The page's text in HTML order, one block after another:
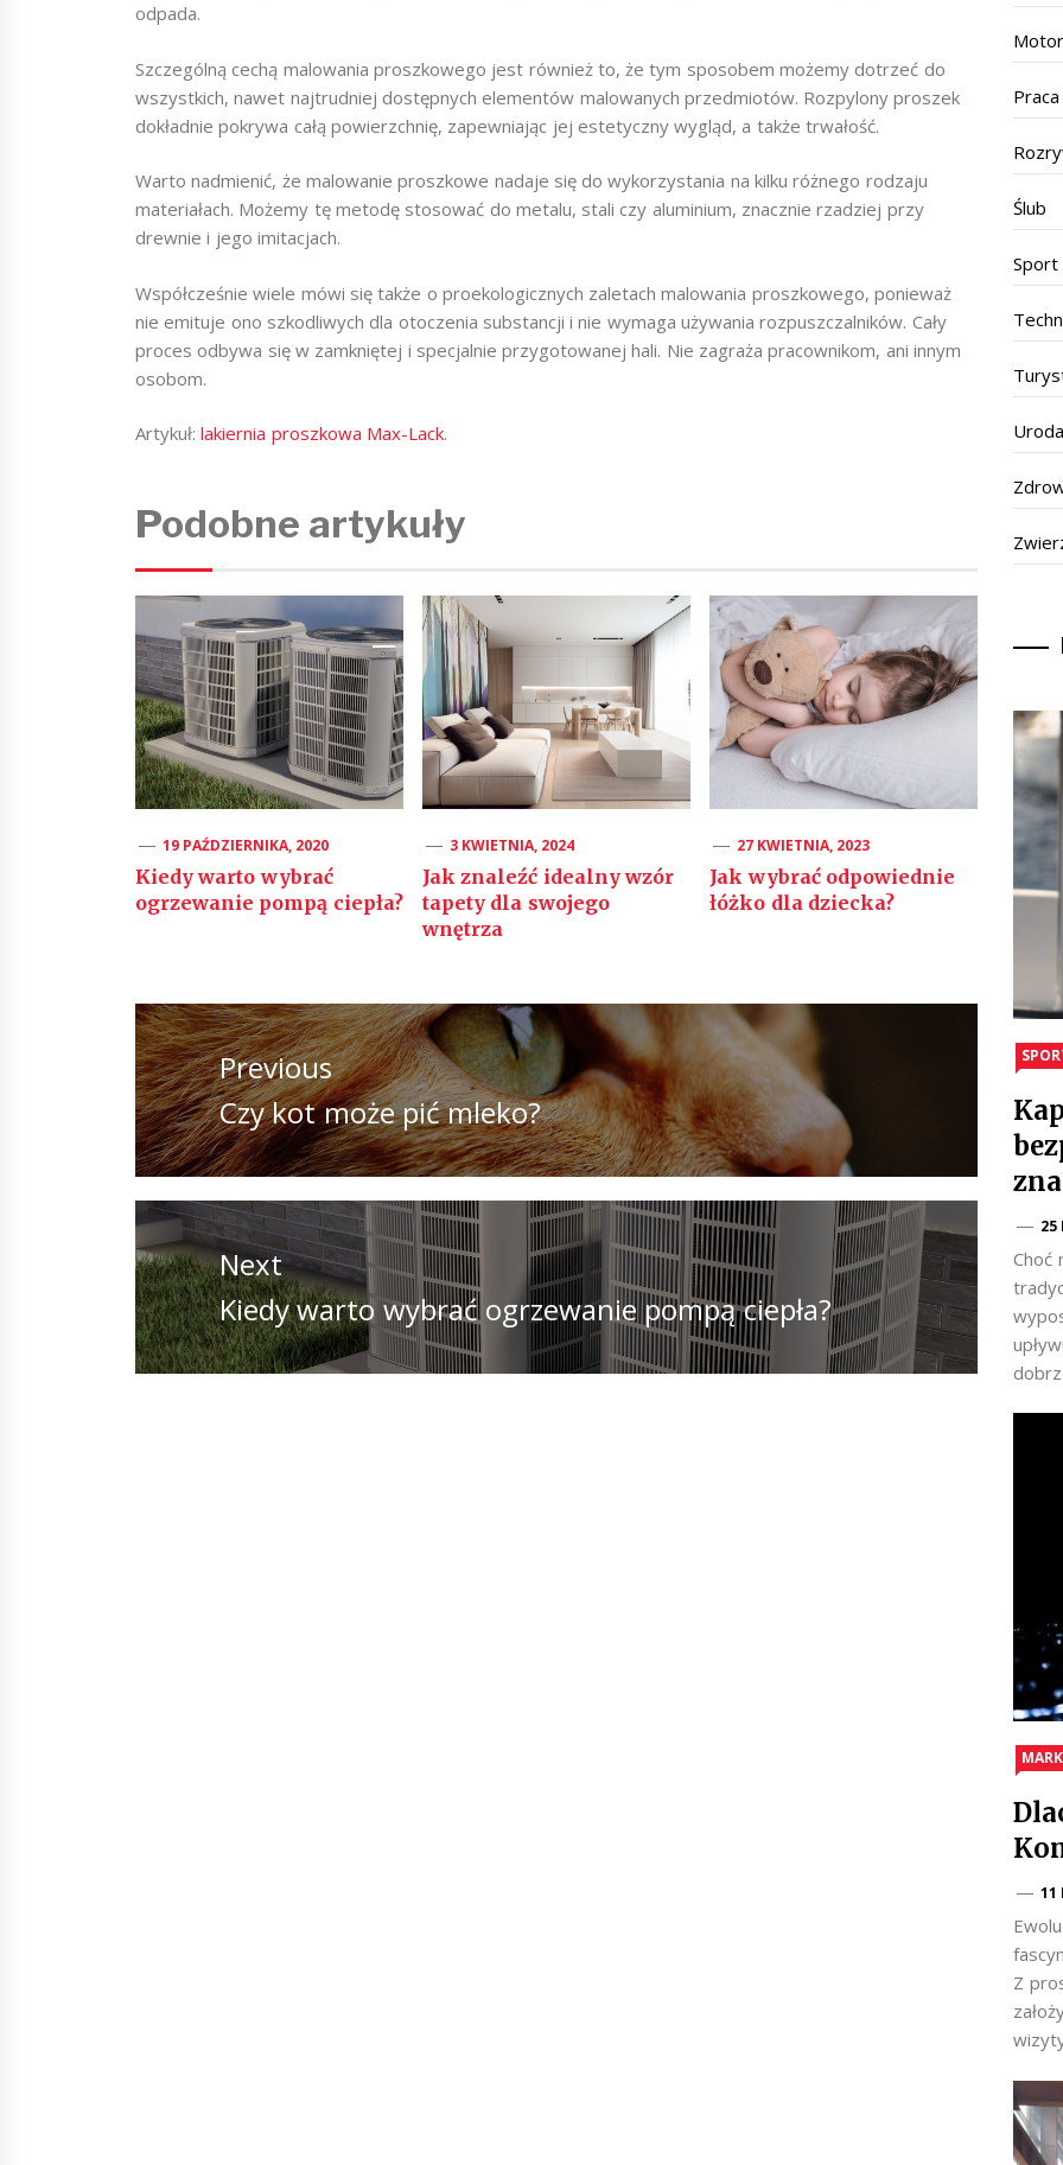
odpada.
Szczególną cechą malowania proszkowego jest również to, że tym sposobem możemy dotrzeć do
wszystkich, nawet najtrudniej dostępnych elementów malowanych przedmiotów. Rozpylony proszek
dokładnie pokrywa całą powierzchnię, zapewniając jej estetyczny wygląd, a także trwałość.
Warto nadmienić, że malowanie proszkowe nadaje się do wykorzystania na kilku różnego rodzaju
materiałach. Możemy tę metodę stosować do metalu, stali czy aluminium, znacznie rzadziej przy
drewnie i jego imitacjach.
Współcześnie wiele mówi się także o proekologicznych zaletach malowania proszkowego, ponieważ
nie emituje ono szkodliwych dla otoczenia substancji i nie wymaga używania rozpuszczalników. Cały
proces odbywa się w zamkniętej i specjalnie przygotowanej hali. Nie zagraża pracownikom, ani innym
osobom.
Artykuł:lakiernia proszkowa Max-Lack.
Podobne artykuły
19 PAŹDZIERNIKA, 2020
Kiedy warto wybrać
ogrzewanie pompą ciepła?
3 KWIETNIA, 2024
Jak znaleźć idealny wzór
tapety dla swojego
wnętrza
27 KWIETNIA, 2023
Jak wybrać odpowiednie
łóżko dla dziecka?
Nawigacja
wpisuPrevious
Previous
post:
Czy kot może pić mleko?
Next
Next
post:
Kiedy warto wybrać ogrzewanie pompą ciepła?
Praca
Ślub
Sport
25
Choć
11
Z